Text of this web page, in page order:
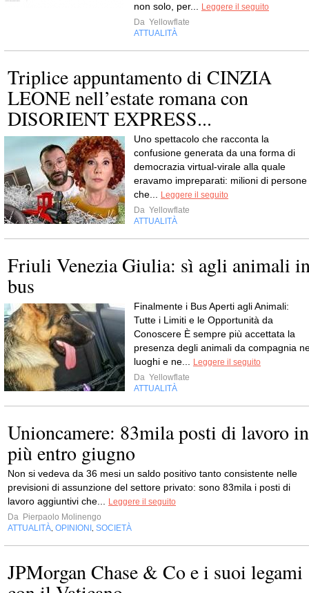
non solo, per...
Leggere il seguito
Da Yellowflate
ATTUALITÀ
Triplice appuntamento di CINZIA
LEONE nell’estate romana con
DISORIENT EXPRESS...
Uno spettacolo che racconta la
confusione generata da una forma di
democrazia virtual-virale alla quale
eravamo impreparati: milioni di persone
che...
Leggere il seguito
Da Yellowflate
ATTUALITÀ
Friuli Venezia Giulia: sì agli animali
bus
Finalmente i Bus Aperti agli Animali:
Tutte i Limiti e le Opportunità da
Conoscere È sempre più accettata la
presenza degli animali da compagnia
luoghi e ne...
Leggere il seguito
Da Yellowflate
ATTUALITÀ
Unioncamere: 83mila posti di lavoro in
più entro giugno
Non si vedeva da 36 mesi un saldo positivo tanto consistente nelle
previsioni di assunzione del settore privato: sono 83mila i posti di
lavoro aggiuntivi che...
Leggere il seguito
Da Pierpaolo Molinengo
ATTUALITÀ OPINIONI SOCIETÀ
JPMorgan Chase & Co e i suoi legami